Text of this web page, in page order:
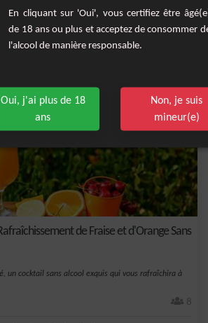
traditionnel avec cette version originale de la
,
de Fraise et d'Orange Sans
un cocktail sans alcool exquis qui vous rafraîchira à
8
En cliquant sur 'Oui', vous certifiez être
de 18 ans ou plus et acceptez de consommer
l'alcool de manière responsable.
Oui, j'ai plus de 18
ans
Non, je suis
mineur(e)